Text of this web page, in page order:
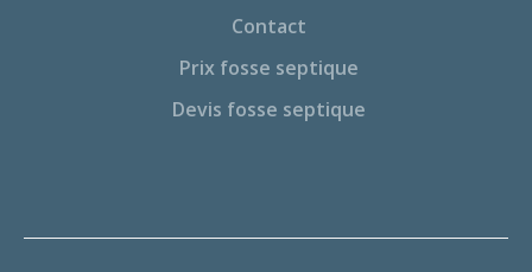
Contact
Prix fosse septique
Devis fosse septique